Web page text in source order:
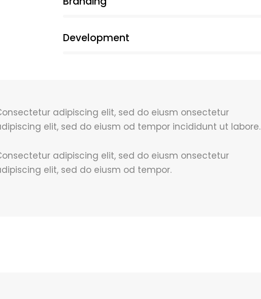
Development
adipiscing elit, sed do eiusm onsectetur
elit, sed do eiusm od tempor incididunt ut labore.
adipiscing elit, sed do eiusm onsectetur
elit, sed do eiusm od tempor.